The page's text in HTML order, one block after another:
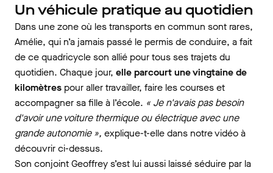
Un véhicule pratique au quotidien
Dans une zone où les transports en commun sont rares,
Amélie, qui n’a jamais passé le permis de conduire, a fait
de ce quadricycle son allié pour tous ses trajets du
quotidien. Chaque jour, elle parcourt une vingtaine de
kilomètres pour aller travailler, faire les courses et
accompagner sa fille à l’école. « Je n'avais pas besoin
d'avoir une voiture thermique ou électrique avec une
grande autonomie », explique-t-elle dans notre vidéo à
découvrir ci-dessus.
Son conjoint Geoffrey s’est lui aussi laissé séduire par la